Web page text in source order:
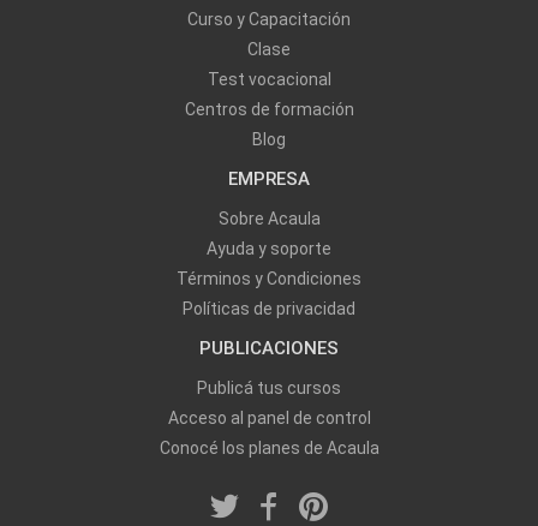
Curso y Capacitación
Clase
Test vocacional
Centros de formación
Blog
EMPRESA
Sobre Acaula
Ayuda y soporte
Términos y Condiciones
Políticas de privacidad
PUBLICACIONES
Publicá tus cursos
Acceso al panel de control
Conocé los planes de Acaula